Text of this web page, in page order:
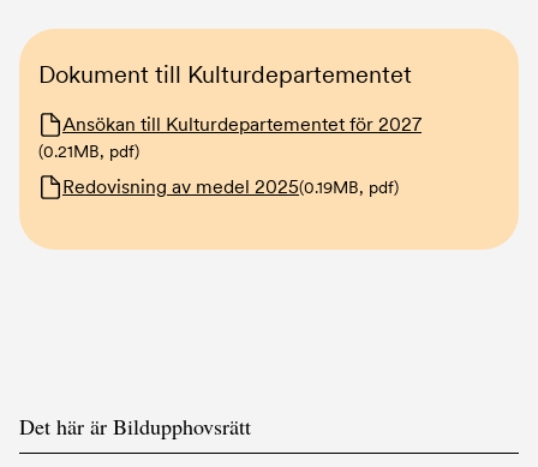
Dokument till Kulturdepartementet
Dokument
Ansökan till Kulturdepartementet för 2027
(0.21MB, pdf)
Dokument
Redovisning av medel 2025(0.19MB, pdf)
Det här är Bildupphovsrätt